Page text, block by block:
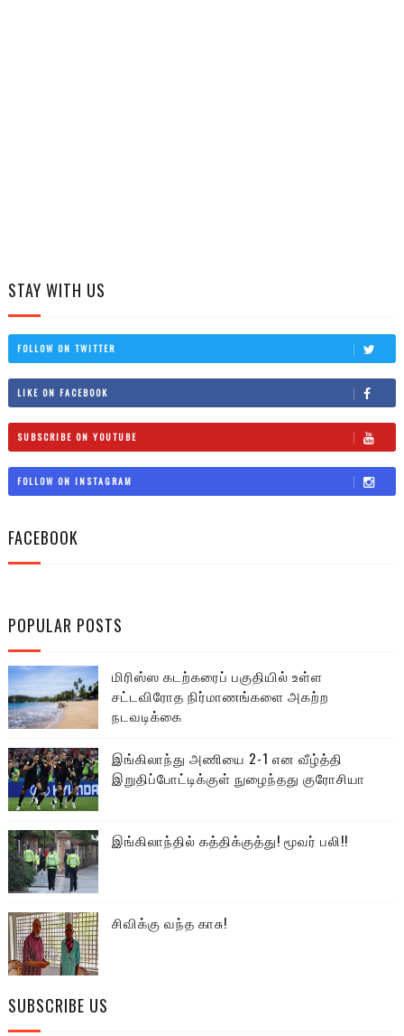
STAY WITH US
FOLLOW ON TWITTER
LIKE ON FACEBOOK
SUBSCRIBE ON YOUTUBE
FOLLOW ON INSTAGRAM
FACEBOOK
POPULAR POSTS
மிரிஸ்ஸ கடற்கரைப் பகுதியில் உள்ள
சட்டவிரோத நிர்மாணங்களை அகற்ற
நடவடிக்கை
இங்கிலாந்து அணியை 2-1 என வீழ்த்தி
இறுதிப்போட்டிக்குள் நுழைந்தது குரோசியா
இங்கிலாந்தில் கத்திக்குத்து! மூவர் பலி!!
சிவிக்கு வந்த காசு!
SUBSCRIBE US